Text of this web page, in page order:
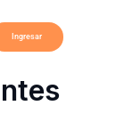
Ingresar